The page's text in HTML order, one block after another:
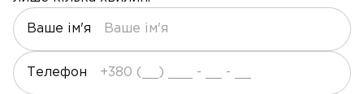
Ваше ім'я
Телефон